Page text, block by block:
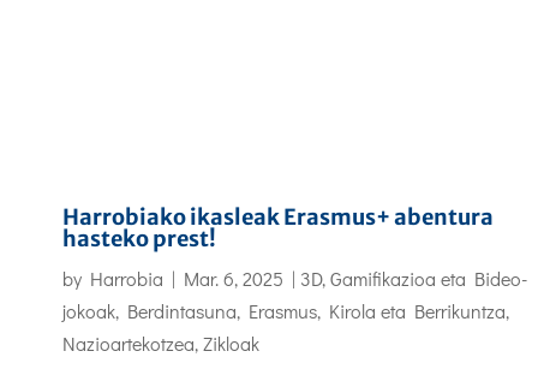
Harrobiako ikasleak Erasmus+ abentura
hasteko prest!
by Harrobia | Mar. 6, 2025 | 3D, Gamifikazioa eta Bideo-
jokoak, Berdintasuna, Erasmus, Kirola eta Berrikuntza,
Nazioartekotzea,Zikloak